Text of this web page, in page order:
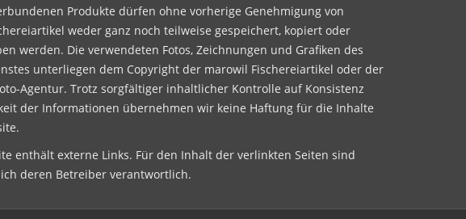
Produkte dürfen ohne vorherige Genehmigung von
weder ganz noch teilweise gespeichert, kopiert oder
werden. Die verwendeten Fotos, Zeichnungen und Grafiken des
unterliegen dem Copyright der marowil Fischereiartikel oder der
Agentur. Trotz sorgfältiger inhaltlicher Kontrolle auf Konsistenz
der Informationen übernehmen wir keine Haftung für die Inhalte
enthält externe Links. Für den Inhalt der verlinkten Seiten sind
deren Betreiber verantwortlich.